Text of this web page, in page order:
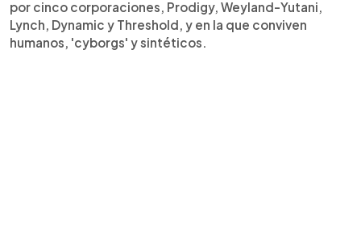
por cinco corporaciones, Prodigy, Weyland-Yutani,
Lynch, Dynamic y Threshold, y en la que conviven
humanos, 'cyborgs' y sintéticos.